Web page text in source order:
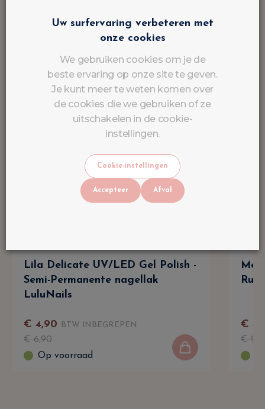
Lila Delicate UV/LED Gel Polish -
Semi-Permanente nagellak
LuluNails
€ 4,90 BTW INBEGREPEN
€6,90
Op voorraad
€ 4
€9
Uw surfervaring verbeteren met
onze cookies
We gebruiken cookies om je de
beste ervaring op onze site te geven.
Je kunt meer te weten komen over
de cookies die we gebruiken of ze
uitschakelen in de cookie-
instellingen.
Cookie-instellingen
Accepteer Afval